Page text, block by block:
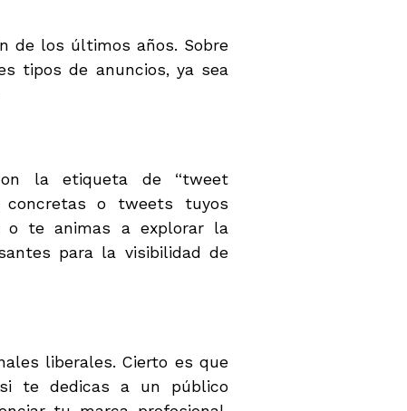
de los últimos años. Sobre
tipos de anuncios, ya sea
la etiqueta de “tweet
concretas o tweets tuyos
o te animas a explorar la
para la visibilidad de
liberales. Cierto es que
te dedicas a un público